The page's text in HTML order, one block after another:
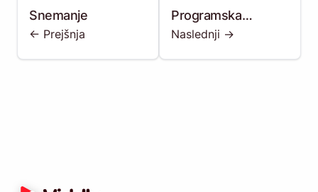
Snemanje
<- Prejšnja
Programska
oprema za urejanje
Naslednji ->